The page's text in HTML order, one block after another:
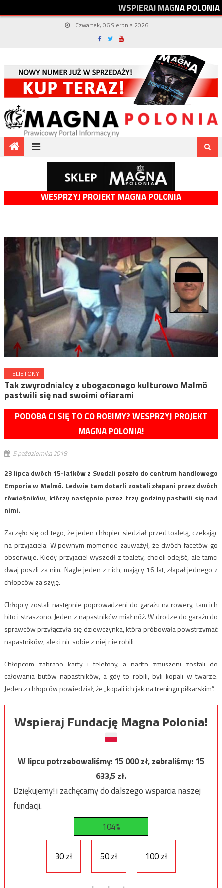
WSPIERAJMAGNAPOLONIA
Czwartek, 06 Sierpnia 2026
WESPRZYJ PROJEKT MAGNA POLONIA
FELIETONY
Tak zwyrodnialcy z ubogaconego kulturowo Malmö
pastwili się nad swoimi ofiarami
PODOBA CI SIĘ TO CO ROBIMY? WESPRZYJ PROJEKT
MAGNA POLONIA!
5 października 2018
23 lipca dwóch 15-latków z Svedali poszło do centrum handlowego
Emporia w Malmö. Ledwie tam dotarli zostali złapani przez dwóch
rówieśników, którzy następnie przez trzy godziny pastwili się nad
nimi.
Zaczęło się od tego, że jeden chłopiec siedział przed toaletą, czekając
na przyjaciela. W pewnym momencie zauważył, że dwóch facetów go
obserwuje. Kiedy przyjaciel wyszedł z toalety, chcieli odejść, ale tamci
dwaj poszli za nim. Nagle jeden z nich, mający 16 lat, złapał jednego z
chłopców za szyję.
Chłopcy zostali następnie poprowadzeni do garażu na rowery, tam ich
bito i straszono. Jeden z napastników miał nóż. W drodze do garażu do
sprawców przyłączyła się dziewczynka, która próbowała powstrzymać
napastników, ale ci nic sobie z niej nie robili
Chłopcom zabrano karty i telefony, a nadto zmuszeni zostali do
całowania butów napastników, a gdy to robili, byli kopali w twarze.
Jeden z chłopców powiedział, że „kopali ich jak na treningu piłkarskim”.
Wspieraj Fundację Magna Polonia!
W lipcu potrzebowaliśmy:15 000zł, zebraliśmy:15
633,5zł.
Dziękujemy! i zachęcamy do dalszego wsparcia naszej
fundacji.
104%
30 zł 50 zł 100 zł